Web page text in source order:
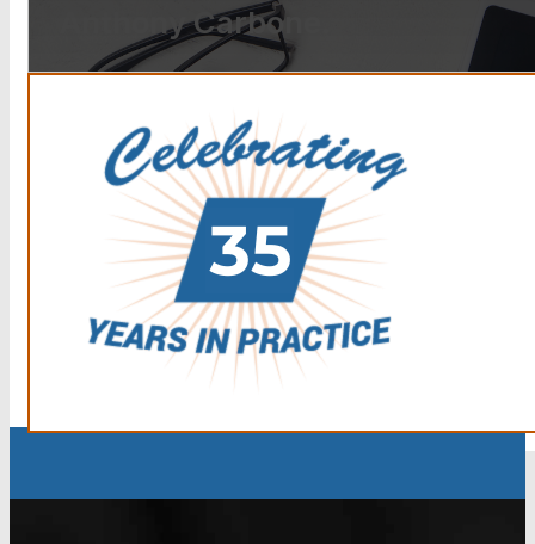
Anthony Carbone.